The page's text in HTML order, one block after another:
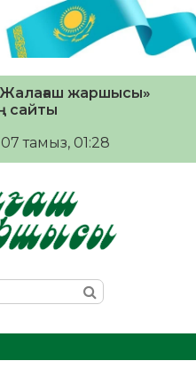
жаршысы»
сайты
тамыз, 01:28